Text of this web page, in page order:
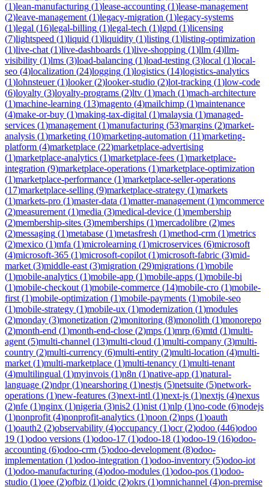
(1)lean-manufacturing (1)lease-accounting (1)lease-management
(2)leave-management (1)legacy-migration (1)legacy-systems
(1)legal (16)legal-billing (1)legal-tech (1)lgpd (1)licensing
(7)lightspeed (1)liquid (1)liquidity (1)listing (1)listing-optimization
(1)live-chat (1)live-dashboards (1)live-shopping (1)llm (4)llm-
visibility (1)lms (3)load-balancing (1)load-testing (3)local (1)local-
seo (4)localization (24)logging (1)logistics (14)logistics-analytics
(1)lohnsteuer(1)looker(2)looker-studio (2)lot-tracking (1)low-code
(6)loyalty (3)loyalty-programs (2)ltv (1)mach (1)mach-architecture
(1)machine-learning (13)magento (4)mailchimp (1)maintenance
(4)make-or-buy (1)making-tax-digital (1)malaysia (1)managed-
services (1)management (1)manufacturing (53)margins (2)market-
analysis (1)marketing (10)marketing-automation (11)marketing-
platform (4)marketplace (22)marketplace-advertising
(1)marketplace-analytics (1)marketplace-fees (1)marketplace-
integration (9)marketplace-operations (1)marketplace-optimization
(1)marketplace-performance (1)marketplace-seller-operations
(17)marketplace-selling (9)marketplace-strategy (1)markets
(1)markets-pro (1)master-data (1)matter-management (1)mcommerce
(2)measurement (1)media (3)medical-device (1)membership
(2)membership-sites (3)memberships (1)mercadolibre (2)mes
(2)messaging (1)metabase (1)metasfresh (1)method-crm (1)metrics
(2)mexico (1)mfa (1)microlearning (1)microservices (6)microsoft
(4)microsoft-365 (1)microsoft-copilot (1)microsoft-fabric (3)mid-
market (3)middle-east (3)migration (29)migrations (1)mobile
(1)mobile-analytics (1)mobile-app (1)mobile-apps (1)mobile-bi
(1)mobile-checkout (1)mobile-commerce (14)mobile-cro (1)mobile-
first (1)mobile-optimization (1)mobile-payments (1)mobile-seo
(1)mobile-strategy (1)mobile-ux (1)modernization (1)modules
(2)monday (3)monetization (2)monitoring (8)monolith (1)monorepo
(2)month-end (1)month-end-close (2)mps (1)mrp (6)mtd (1)multi-
agent (5)multi-channel (13)multi-cloud (1)multi-company (3)multi-
country (2)multi-currency (6)multi-entity (2)multi-location (4)multi-
market (1)multi-marketplace (1)multi-tenancy (1)multi-tenant
(4)multilingual (1)myinvois (1)n8n (1)native-app (1)natural-
language (2)ndpr(1)nearshoring (1)nestjs (5)netsuite (5)network-
operations (1)new-features (3)next-intl (1)next-js (1)nextjs (4)nexus
(2)nfe (1)nginx (1)nigeria (3)nis2 (1)nist (1)nlp (1)no-code (6)nodejs
(1)nonprofit (4)nonprofit-analytics (1)noon (2)nps (1)oauth
(1)oauth2 (2)observability (4)occupancy (1)ocr(2)odoo (446)odoo
19 (1)odoo versions (1)odoo-17 (1)odoo-18 (1)odoo-19 (16)odoo-
accounting (6)odoo-crm (5)odoo-development (8)odoo-
implementation (1)odoo-integration (1)odoo-inventory (5)odoo-iot
(1)odoo-manufacturing (4)odoo-modules (1)odoo-pos (1)odoo-
studio (1)oee (2)ofbiz (1)oidc (2)okrs (1)omnichannel (4)on-premise